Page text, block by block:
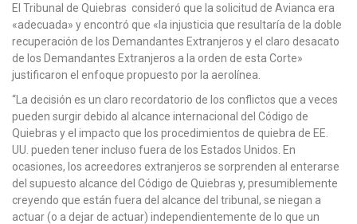
El Tribunal de Quiebras consideró que la solicitud de Avianca era
«adecuada» y encontró que «la injusticia que resultaría de la doble
recuperación de los Demandantes Extranjeros y el claro desacato
de los Demandantes Extranjeros a la orden de esta Corte»
justificaron el enfoque propuesto por la aerolínea.
“La decisión es un claro recordatorio de los conflictos que a veces
pueden surgir debido al alcance internacional del Código de
Quiebras y el impacto que los procedimientos de quiebra de EE.
UU. pueden tener incluso fuera de los Estados Unidos. En
ocasiones, los acreedores extranjeros se sorprenden al enterarse
del supuesto alcance del Código de Quiebras y, presumiblemente
creyendo que están fuera del alcance del tribunal, se niegan a
actuar (o a dejar de actuar) independientemente de lo que un